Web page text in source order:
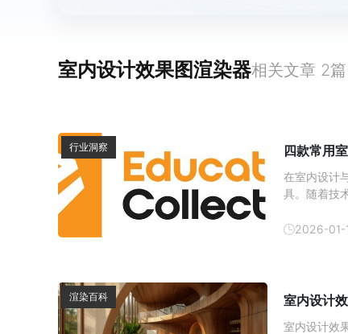
室内设计效果图渲染器相关文章 2篇
行业洞察 四款常用
在室内设计
具。随着技
色，适用于
2026-01-
渲染百科 室内设计
室内设计效